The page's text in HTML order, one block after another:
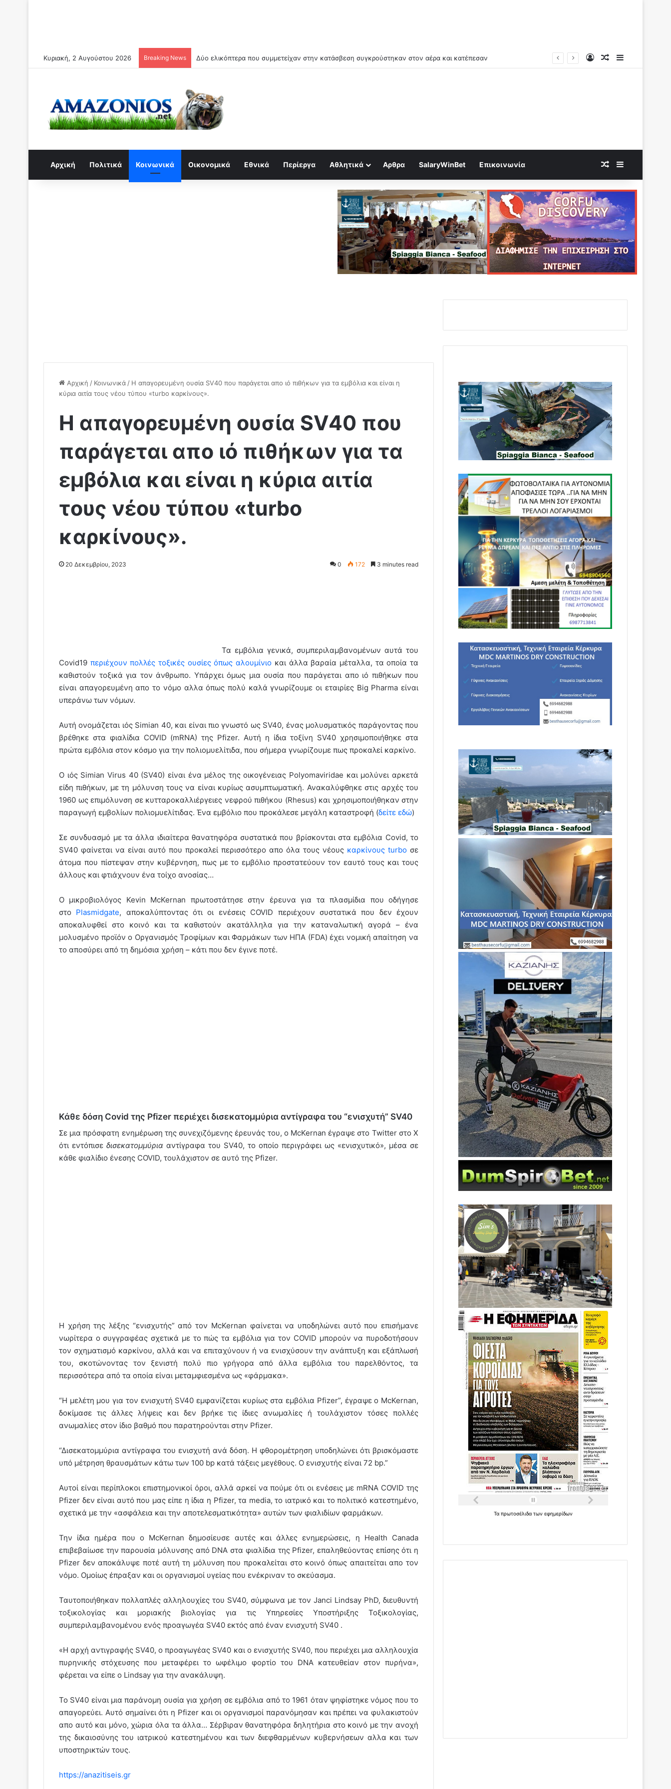
Κυριακή, 2 Αυγούστου 2026 Breaking News Συναγερμός για κραχ τύπου 1929 και τραπεζική κατάρρευση Log InRandom Article
Αρχική Πολιτικά Κοινωνικά Οικονομικά Εθνικά Περίεργα Αθλητικά Αρθρα SalaryWinBet Επικοινωνία Random Article
Αρχική / Κοινωνικά / Η απαγορευμένη ουσία SV40 που παράγεται απο ιό πιθήκων για τα εμβόλια και είναι η
κύρια αιτία τους νέου τύπου «turbo καρκίνους».
Η απαγορευμένη ουσία SV40 που
παράγεται απο ιό πιθήκων για τα
εμβόλια και είναι η κύρια αιτία
τους νέου τύπου «turbo
καρκίνους».
20 Δεκεμβρίου, 2023 0 172 3 minutes read
Τα εμβόλια γενικά, συμπεριλαμβανομένων αυτά του
Covid19 περιέχουν πολλές τοξικές ουσίες όπως αλουμίνιο και άλλα βαραία μέταλλα, τα οποία τα
καθιστούν τοξικά για τον άνθρωπο. Υπάρχει όμως μια ουσία που παράγεται απο ιό πιθήκων που
είναι απαγορευμένη απο το νόμο αλλα όπως πολύ καλά γνωρίζουμε οι εταιρίες Big Pharma είναι
υπεράνω των νόμων.
Αυτή ονομάζεται ιός Simian 40, και είναι πιο γνωστό ως SV40, ένας μολυσματικός παράγοντας που
βρέθηκε στα φιαλίδια COVID (mRNA) της Pfizer. Αυτή η ίδια τοξίνη SV40 χρησιμοποιήθηκε στα
πρώτα εμβόλια στον κόσμο για την πολιομυελίτιδα, που σήμερα γνωρίζουμε πως προκαλεί καρκίνο.
Ο ιός Simian Virus 40 (SV40) είναι ένα μέλος της οικογένειας Polyomaviridae και μολύνει αρκετά
είδη πιθήκων, με τη μόλυνση τους να είναι κυρίως ασυμπτωματική. Ανακαλύφθηκε στις αρχές του
1960 ως επιμόλυνση σε κυτταροκαλλιέργειες νεφρού πιθήκου (Rhesus) και χρησιμοποιήθηκαν στην
παραγωγή εμβολίων πολιομυελίτιδας. Ένα εμβόλιο που προκάλεσε μεγάλη καταστροφή (δείτε εδώ)
Σε συνδυασμό με τα άλλα ιδιαίτερα θανατηφόρα συστατικά που βρίσκονται στα εμβόλια Covid, το
SV40 φαίνεται να είναι αυτό που προκαλεί περισσότερο απο όλα τους νέους καρκίνους turbo σε
άτομα που πίστεψαν στην κυβέρνηση, πως με το εμβόλιο προστατεύουν τον εαυτό τους και τους
άλλους και φτιάχνουν ένα τοίχο ανοσίας…
Ο μικροβιολόγος Kevin McKernan πρωτοστάτησε στην έρευνα για τα πλασμίδια που οδήγησε
στο Plasmidgate, αποκαλύπτοντας ότι οι ενέσεις COVID περιέχουν συστατικά που δεν έχουν
αποκαλυφθεί στο κοινό και τα καθιστούν ακατάλληλα για την καταναλωτική αγορά – ένα
μολυσμένο προϊόν ο Οργανισμός Τροφίμων και Φαρμάκων των ΗΠΑ (FDA) έχει νομική απαίτηση να
το αποσύρει από τη δημόσια χρήση – κάτι που δεν έγινε ποτέ.
Κάθε δόση Covid της Pfizer περιέχει δισεκατομμύρια αντίγραφα του “ενισχυτή” SV40
Σε μια πρόσφατη ενημέρωση της συνεχιζόμενης έρευνάς του, ο McKernan έγραψε στο Twitter στο X
ότι εντόπισε δισεκατομμύρια αντίγραφα του SV40, το οποίο περιγράφει ως «ενισχυτικό», μέσα σε
κάθε φιαλίδιο ένεσης COVID, τουλάχιστον σε αυτό της Pfizer.
Η χρήση της λέξης “ενισχυτής” από τον McKernan φαίνεται να υποδηλώνει αυτό που επισήμανε
νωρίτερα ο συγγραφέας σχετικά με το πώς τα εμβόλια για τον COVID μπορούν να πυροδοτήσουν
τον σχηματισμό καρκίνου, αλλά και να επιταχύνουν ή να ενισχύσουν την ανάπτυξη και εξάπλωσή
του, σκοτώνοντας τον ξενιστή πολύ πιο γρήγορα από άλλα εμβόλια του παρελθόντος, τα
περισσότερα από τα οποία είναι μεταμφιεσμένα ως «φάρμακα».
“Η μελέτη μου για τον ενισχυτή SV40 εμφανίζεται κυρίως στα εμβόλια Pfizer”, έγραψε ο McKernan,
δοκίμασε τις άλλες λήψεις και δεν βρήκε τις ίδιες ανωμαλίες ή τουλάχιστον τόσες πολλές
ανωμαλίες στον ίδιο βαθμό που παρατηρούνται στην Pfizer.
“Δισεκατομμύρια αντίγραφα του ενισχυτή ανά δόση. Η φθορομέτρηση υποδηλώνει ότι βρισκόμαστε
υπό μέτρηση θραυσμάτων κάτω των 100 bp κατά τάξεις μεγέθους. Ο ενισχυτής είναι 72 bp.”
Αυτοί είναι περίπλοκοι επιστημονικοί όροι, αλλά αρκεί να πούμε ότι οι ενέσεις με mRNA COVID της
Pfizer δεν είναι αυτό που μας είπε η ίδια η Pfizer, τα media, το ιατρικό και το πολιτικό κατεστημένο,
σχετικά με την «ασφάλεια και την αποτελεσματικότητα» αυτών των φιαλιδίων φαρμάκων.
Την ίδια ημέρα που ο McKernan δημοσίευσε αυτές και άλλες ενημερώσεις, η Health Canada
επιβεβαίωσε την παρουσία μόλυνσης από DNA στα φιαλίδια της Pfizer, επαληθεύοντας επίσης ότι η
Pfizer δεν αποκάλυψε ποτέ αυτή τη μόλυνση που προκαλείται στο κοινό όπως απαιτείται απο τον
νόμο. Ομοίως έπραξαν και οι οργανισμοί υγείας που ενέκριναν το σκεύασμα.
Ταυτοποιήθηκαν πολλαπλές αλληλουχίες του SV40, σύμφωνα με τον Janci Lindsay PhD, διευθυντή
τοξικολογίας και μοριακής βιολογίας για τις Υπηρεσίες Υποστήριξης Τοξικολογίας,
συμπεριλαμβανομένου ενός προαγωγέα SV40 εκτός από έναν ενισχυτή SV40 .
«Η αρχή αντιγραφής SV40, ο προαγωγέας SV40 και ο ενισχυτής SV40, που περιέχει μια αλληλουχία
πυρηνικής στόχευσης που μεταφέρει το ωφέλιμο φορτίο του DNA κατευθείαν στον πυρήνα»,
φέρεται να είπε ο Lindsay για την ανακάλυψη.
Το SV40 είναι μια παράνομη ουσία για χρήση σε εμβόλια από το 1961 όταν ψηφίστηκε νόμος που το
απαγορεύει. Αυτό σημαίνει ότι η Pfizer και οι οργανισμοί παρανόμησαν και πρέπει να φυλακιστούν
απο αυτό και μόνο, χώρια όλα τα άλλα… Σέρβιραν θανατηφόρα δηλητήρια στο κοινό με την ανοχή
της δικαιοσύνης του ιατρικού κατεστημένου και των διεφθαρμένων κυβερνήσεων αλλα και των
υποστηρικτών τους.
https://anazitiseis.gr
Ταπρωτοσέλιδατωνεφημερίδων